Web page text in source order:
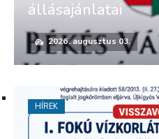
állásajánlatai
2026. augusztus 03.
HÍREK